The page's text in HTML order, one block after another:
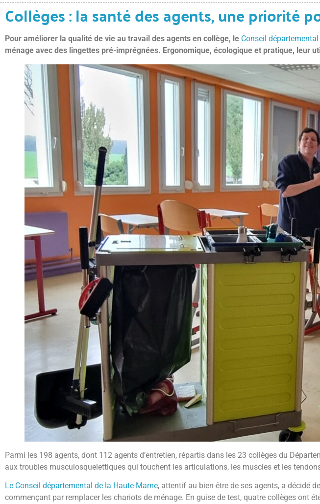
Collèges : la santé des agents, une priorité
Pour améliorer la qualité de vie au travail des agents en collège, le Conseil
ménage avec des lingettes pré-imprégnées. Ergonomique, écologique et pratique, leur
Parmi les 198 agents, dont 112 agents d’entretien, répartis dans les 23 collèges du
aux troubles musculosquelettiques qui touchent les articulations, les muscles et les
Le Conseil départemental de la Haute-Marne, attentif au bien-être de ses agents, a décidé
commençant par remplacer les chariots de ménage. En guise de test, quatre collèges ont